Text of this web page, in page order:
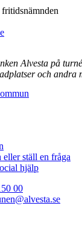
Alvesta på
och andra
ställ en fråga
hjälp
00